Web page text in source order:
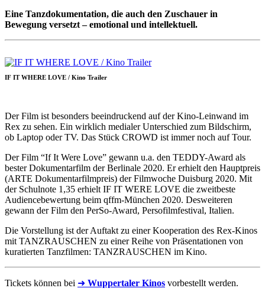
Eine Tanzdokumentation, die auch den Zuschauer in
Bewegung versetzt – emotional und intellektuell.
IF IT WHERE LOVE / Kino Trailer
Der Film ist besonders beeindruckend auf der Kino-Leinwand im
Rex zu sehen. Ein wirklich medialer Unterschied zum Bildschirm,
ob Laptop oder TV. Das Stück CROWD ist immer noch auf Tour.
Der Film “If It Were Love” gewann u.a. den TEDDY-Award als
bester Dokumentarfilm der Berlinale 2020. Er erhielt den Hauptpreis
(ARTE Dokumentarfilmpreis) der Filmwoche Duisburg 2020. Mit
der Schulnote 1,35 erhielt IF IT WERE LOVE die zweitbeste
Audiencebewertung beim qffm-München 2020. Desweiteren
gewann der Film den PerSo-Award, Persofilmfestival, Italien.
Die Vorstellung ist der Auftakt zu einer Kooperation des Rex-Kinos
mit TANZRAUSCHEN zu einer Reihe von Präsentationen von
kuratierten Tanzfilmen: TANZRAUSCHEN im Kino.
Tickets können bei ➜ Wuppertaler Kinos vorbestellt werden.